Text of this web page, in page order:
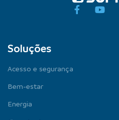
Soluções
Acesso e segurança
Bem-estar
Energia